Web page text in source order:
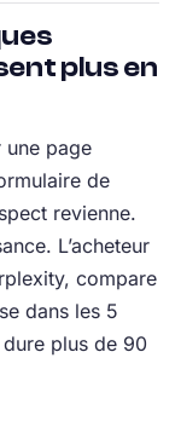
plus en
une page
de
revienne.
L’acheteur
compare
dans les 5
plus de 90